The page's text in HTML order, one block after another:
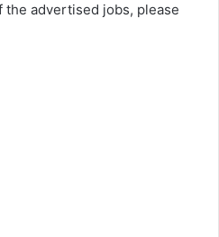
advertised jobs, please